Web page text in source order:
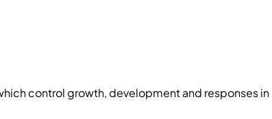
control growth, development and responses in